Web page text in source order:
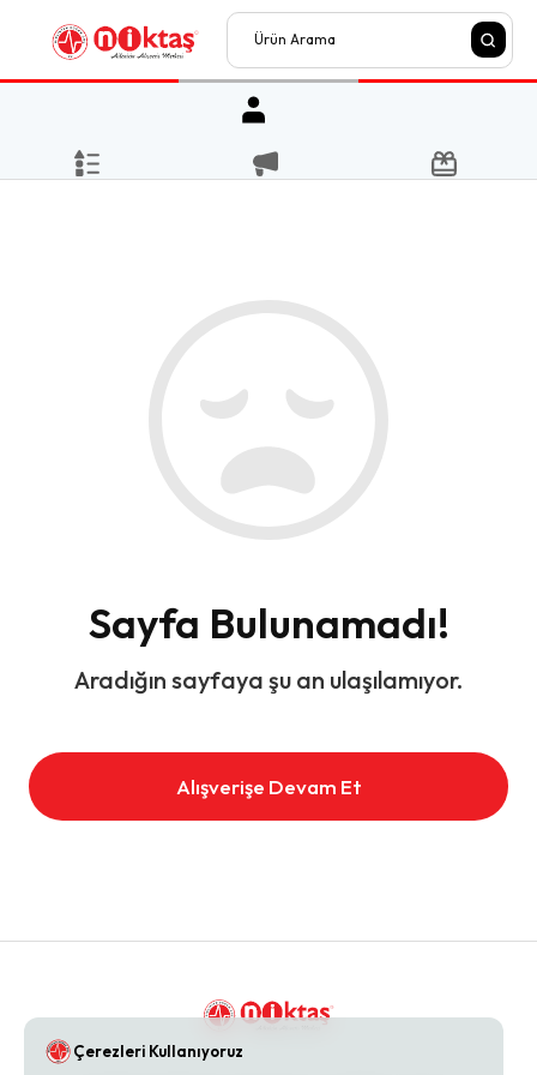
Sayfa Bulunamadı!
Aradığın sayfaya şu an ulaşılamıyor.
Alışverişe Devam Et
Çerezleri Kullanıyoruz